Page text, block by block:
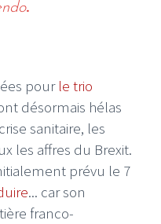
.
pour le trio
désormais hélas
sanitaire, les
les affres du Brexit.
prévu le 7
... car son
franco-